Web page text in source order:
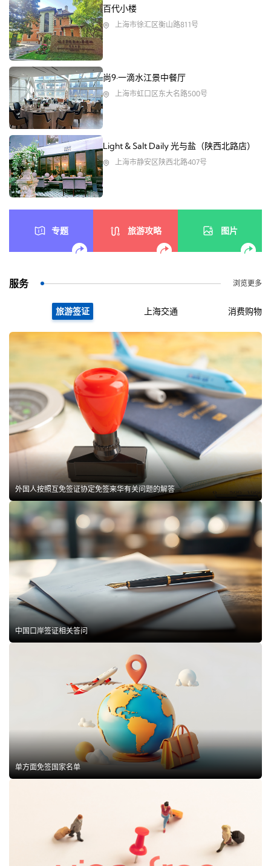
百代小楼
上海市徐汇区衡山路811号
尚9·一滴水江景中餐厅
上海市虹口区东大名路500号
Light & Salt Daily 光与盐（陕西北路店）
上海市静安区陕西北路407号
专题 旅游攻略 图片
服务 浏览更多
旅游签证 上海交通 消费购物
外国人按照互免签证协定免签来华有关问题的解答
中国口岸签证相关答问
单方面免签国家名单